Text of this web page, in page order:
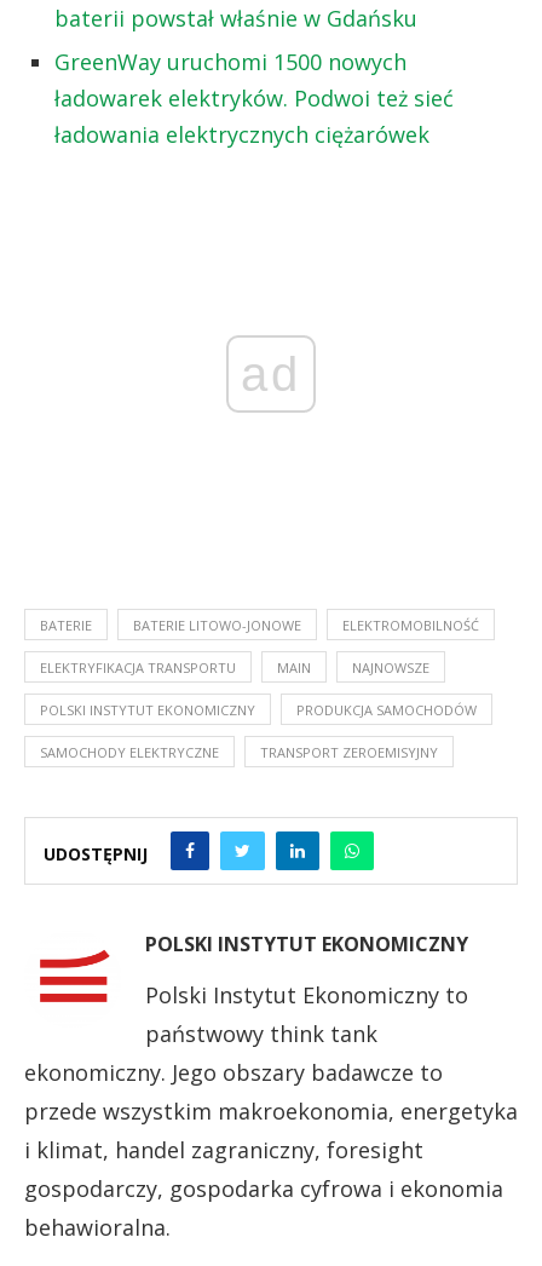
baterii powstał właśnie w Gdańsku
GreenWay uruchomi 1500 nowych
ładowarek elektryków. Podwoi też sieć
ładowania elektrycznych ciężarówek
ad
BATERIE BATERIE LITOWO-JONOWE ELEKTROMOBILNOŚĆ
ELEKTRYFIKACJA TRANSPORTU MAIN NAJNOWSZE
POLSKI INSTYTUT EKONOMICZNY PRODUKCJA SAMOCHODÓW
SAMOCHODY ELEKTRYCZNE TRANSPORT ZEROEMISYJNY
UDOSTĘPNIJ
POLSKI INSTYTUT EKONOMICZNY
Polski Instytut Ekonomiczny to
państwowy think tank
ekonomiczny. Jego obszary badawcze to
przede wszystkim makroekonomia, energetyka
i klimat, handel zagraniczny, foresight
gospodarczy, gospodarka cyfrowa i ekonomia
behawioralna.